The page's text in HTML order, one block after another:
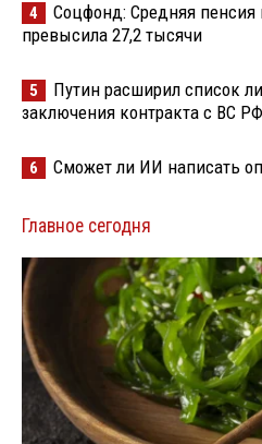
4
Соцфонд: Средняя пенсия
превысила 27,2 тысячи
5
Путин расширил список
заключения контракта с ВС РФ
6 Сможет ли ИИ написать
Главное сегодня